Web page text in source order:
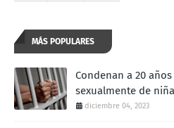
MÁS POPULARES
Condenan a 20
sexualmente de
diciembre 04, 2023